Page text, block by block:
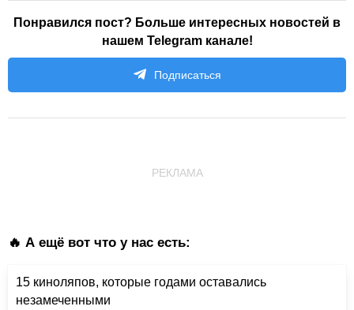
Понравился пост? Больше интересных новостей в
нашем Telegram канале!
Подписаться
РЕКЛАМА
🔥 А ещё вот что у нас есть:
15 киноляпов, которые годами оставались
незамеченными